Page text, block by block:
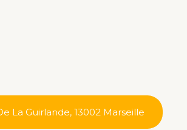
La Guirlande, 13002 Marseille